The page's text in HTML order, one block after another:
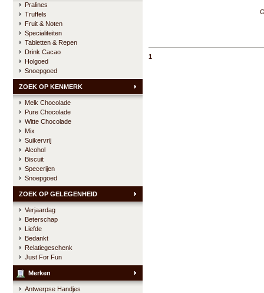
Pralines
Truffels
Fruit & Noten
Specialiteiten
Tabletten & Repen
Drink Cacao
Holgoed
Snoepgoed
ZOEK OP KENMERK
Melk Chocolade
Pure Chocolade
Witte Chocolade
Mix
Suikervrij
Alcohol
Biscuit
Specerijen
Snoepgoed
ZOEK OP GELEGENHEID
Verjaardag
Beterschap
Liefde
Bedankt
Relatiegeschenk
Just For Fun
Merken
Antwerpse Handjes
1